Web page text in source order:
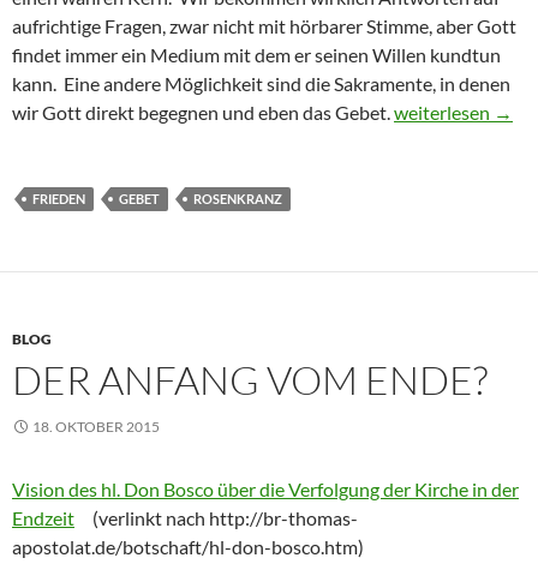
aufrichtige Fragen, zwar nicht mit hörbarer Stimme, aber Gott
findet immer ein Medium mit dem er seinen Willen kundtun
kann. Eine andere Möglichkeit sind die Sakramente, in denen
wir Gott direkt begegnen und eben das Gebet. Die Dringlichkeit
weiterlesen →
FRIEDEN GEBET ROSENKRANZ
BLOG
DER ANFANG VOM ENDE?
18. OKTOBER 2015
Vision des hl. Don Bosco über die Verfolgung der Kirche in der
Endzeit (verlinkt nach http://br-thomas-
apostolat.de/botschaft/hl-don-bosco.htm)